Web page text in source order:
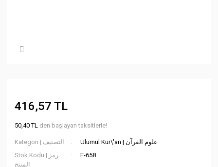
416,57 TL
50,40 TL den başlayan taksitlerle!
Kategori | التصنيف
Ulumul Kur\'an | علوم القرآن
Stok Kodu | رمز
المنتج
E-658